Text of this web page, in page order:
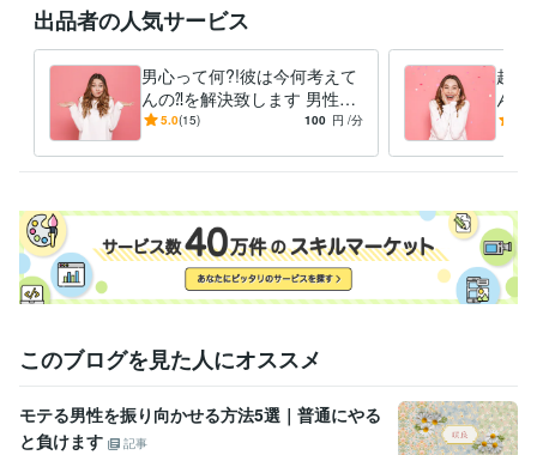
せて頂きます。２４時間受付可能なのでお気軽にご連絡下さいね。
❇︎ 「即時対応表示」をしてしまうと、他のクライエント様が購入してし
まう事案が発生してしまうことから、予約購入のみ承っております。
資格・検定
メンタル心理カウンセラー 取得年 : 2020年
タロットリーディングマスター
悩み相談・カウンセリング
方
占い タロット占い
出品者の人気サービス
男心って何?!彼は今何考えて
んの⁈を解決致します 男性心
理を知りたきゃカウンセラー
い！
5.0(15) 100 円 /分
超ス
んの
ヤモ
このブログを見た人にオススメ
モテる男性を振り向かせる方法5選｜普通にやる
と負けます
記事